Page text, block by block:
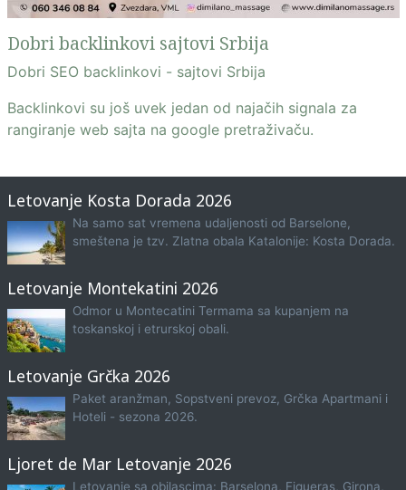
Dobri backlinkovi sajtovi Srbija
Dobri SEO backlinkovi - sajtovi Srbija
Backlinkovi su još uvek jedan od najačih signala za
rangiranje web sajta na google pretraživaču.
Letovanje Kosta Dorada 2026
Na samo sat vremena udaljenosti od Barselone,
smeštena je tzv. Zlatna obala Katalonije: Kosta Dorada.
Letovanje Montekatini 2026
Odmor u Montecatini Termama sa kupanjem na
toskanskoj i etrurskoj obali.
Letovanje Grčka 2026
Paket aranžman, Sopstveni prevoz, Grčka Apartmani i
Hoteli - sezona 2026.
Ljoret de Mar Letovanje 2026
Letovanje sa obilascima: Barselona, Figueras, Girona,